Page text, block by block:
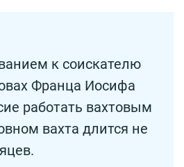
к соискателю
Франца Иосифа
работать вахтовым
вахта длится не